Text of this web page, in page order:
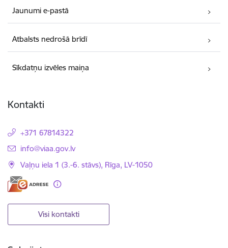
Jaunumi e-pastā
Atbalsts nedrošā brīdī
Sīkdatņu izvēles maiņa
Kontakti
+371 67814322
E-pasts:
info@viaa.gov.lv
Vaļņu iela 1 (3.-6. stāvs), Rīga, LV-1050
Visi kontakti